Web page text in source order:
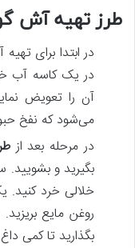
طرز تهیه آش
در ابتدا برای
در یک کاسه آب
آن را تعویض
می‌شود که نفخ
در مرحله بعد از
بگیرید و
خلالی خرد کنید.
روغن مایع
بگذارید تا کمی